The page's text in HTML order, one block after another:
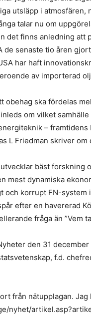
utsläpp i atmosfären,
talar nu om
det finns anledning att
de senaste tio åren
har haft
av importerad
obehag ska fördelas
om vilket
–
L Friedman skriver
bäst forskning
mest dynamiska
och korrupt FN-system
efter en havererad
fråga än ”Vem
den 31 december
f.d.
från nätupplagan.
nyhet/